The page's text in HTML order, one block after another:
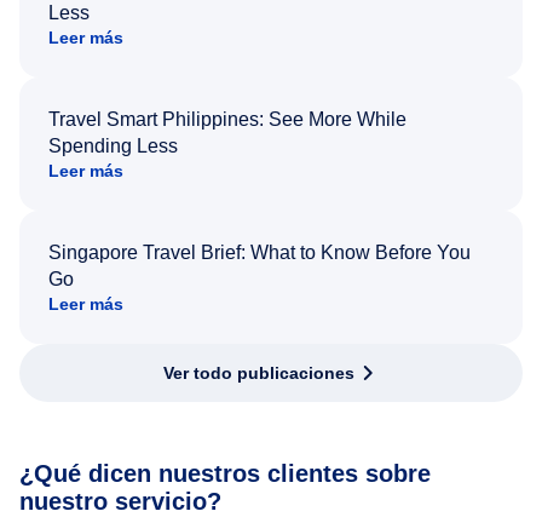
Less
Leer más
Travel Smart Philippines: See More While
Spending Less
Leer más
Singapore Travel Brief: What to Know Before You
Go
Leer más
Ver todo publicaciones
¿Qué dicen nuestros clientes sobre
nuestro servicio?